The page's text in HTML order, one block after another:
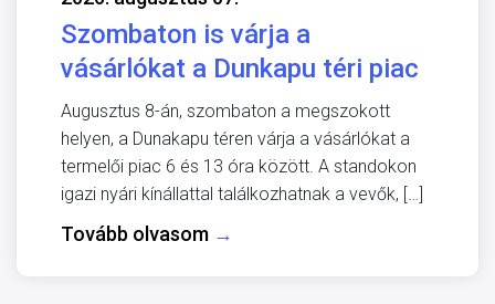
Szombaton is várja a
vásárlókat a Dunkapu téri piac
Augusztus 8-án, szombaton a megszokott
helyen, a Dunakapu téren várja a vásárlókat a
termelői piac 6 és 13 óra között. A standokon
igazi nyári kínállattal találkozhatnak a vevők, […]
Tovább olvasom →